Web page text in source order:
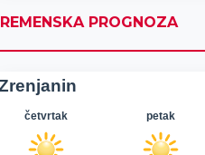
PROGNOZA